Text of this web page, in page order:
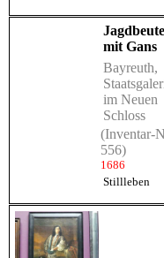
mit Gans
Bayreuth,
im Neuen
Schloss
(Inventar-
556)
1686
Stillleben